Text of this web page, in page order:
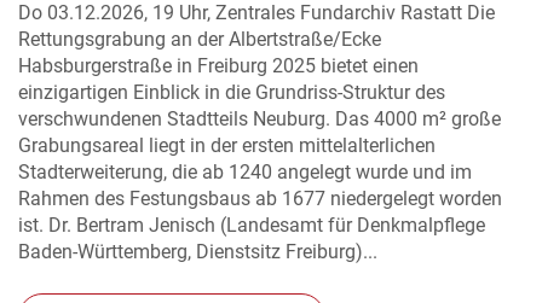
Do 03.12.2026, 19 Uhr, Zentrales Fundarchiv Rastatt Die
Rettungsgrabung an der Albertstraße/Ecke
Habsburgerstraße in Freiburg 2025 bietet einen
einzigartigen Einblick in die Grundriss-Struktur des
verschwundenen Stadtteils Neuburg. Das 4000 m² große
Grabungsareal liegt in der ersten mittelalterlichen
Stadterweiterung, die ab 1240 angelegt wurde und im
Rahmen des Festungsbaus ab 1677 niedergelegt worden
ist. Dr. Bertram Jenisch (Landesamt für Denkmalpflege
Baden-Württemberg, Dienstsitz Freiburg)...